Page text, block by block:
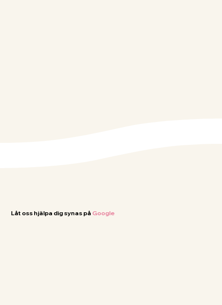
Låt oss hjälpa dig synas på Google